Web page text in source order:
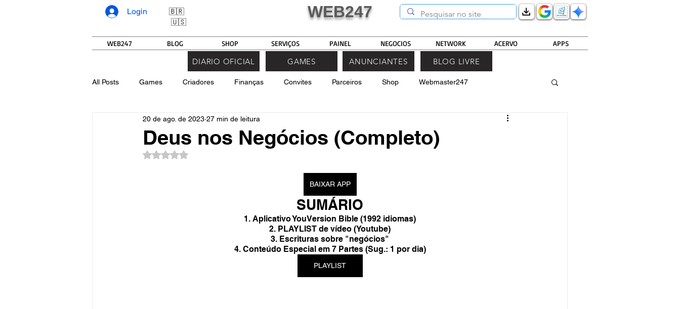
Login
🇧🇷
🇺🇸
WEB247
WEB247 BLOG SHOP SERVIÇOS PAINEL NEGOCIOS NETWORK ACERVO APPS
All Posts Games Criadores Finanças Convites Parceiros Shop Webmaster247
Deus nos Negócios (Completo)
20 de ago. de 2023 27 min de leitura
Avaliado com NaN de 5 estrelas.
BAIXAR APP
SUMÁRIO
1. Aplicativo YouVersion Bible (1992 idiomas)
2. PLAYLIST de vídeo (Youtube)
3. Escrituras sobre "negócios"
4. Conteúdo Especial em 7 Partes (Sug.: 1 por dia)
PLAYLIST
DIARIO OFICIAL GAMES ANUNCIANTES BLOG LIVRE